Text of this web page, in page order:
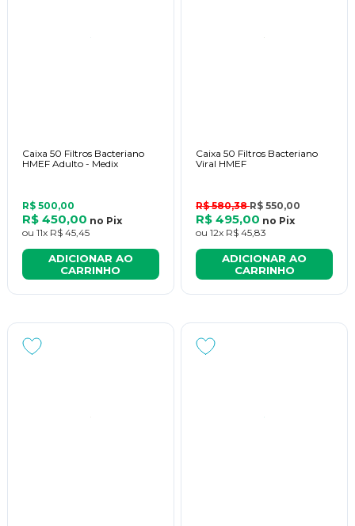
Caixa 50 Filtros Bacteriano
HMEF Adulto - Medix
R$ 500,00
R$ 450,00 no Pix
ou 11x R$ 45,45
ADICIONAR AO
CARRINHO
Caixa 50 Filtros Bacteriano
Viral HMEF
R$ 580,38R$ 550,00
R$ 495,00 no Pix
ou 12x R$ 45,83
ADICIONAR AO
CARRINHO